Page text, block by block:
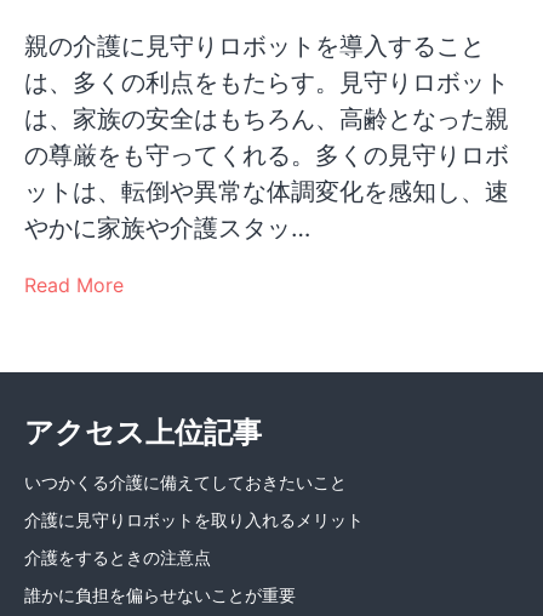
親の介護に見守りロボットを導入すること
は、多くの利点をもたらす。見守りロボット
は、家族の安全はもちろん、高齢となった親
の尊厳をも守ってくれる。多くの見守りロボ
ットは、転倒や異常な体調変化を感知し、速
やかに家族や介護スタッ…
Read More
アクセス上位記事
いつかくる介護に備えてしておきたいこと
介護に見守りロボットを取り入れるメリット
介護をするときの注意点
誰かに負担を偏らせないことが重要